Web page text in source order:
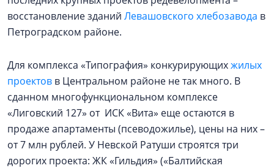
восстановление зданий Левашовского хлебозавода в
Петроградском районе.
Для комплекса «Типография» конкурирующихжилых
проектов в Центральном районе не так много. В
сданном многофункциональном комплексе
«Лиговский 127» от ИСК «Вита» еще остаются в
продаже апартаменты (псеводожилье), цены на них –
от 7 млн рублей. У Невской Ратуши строятся три
дорогих проекта: ЖК «Гильдия» («Балтийская